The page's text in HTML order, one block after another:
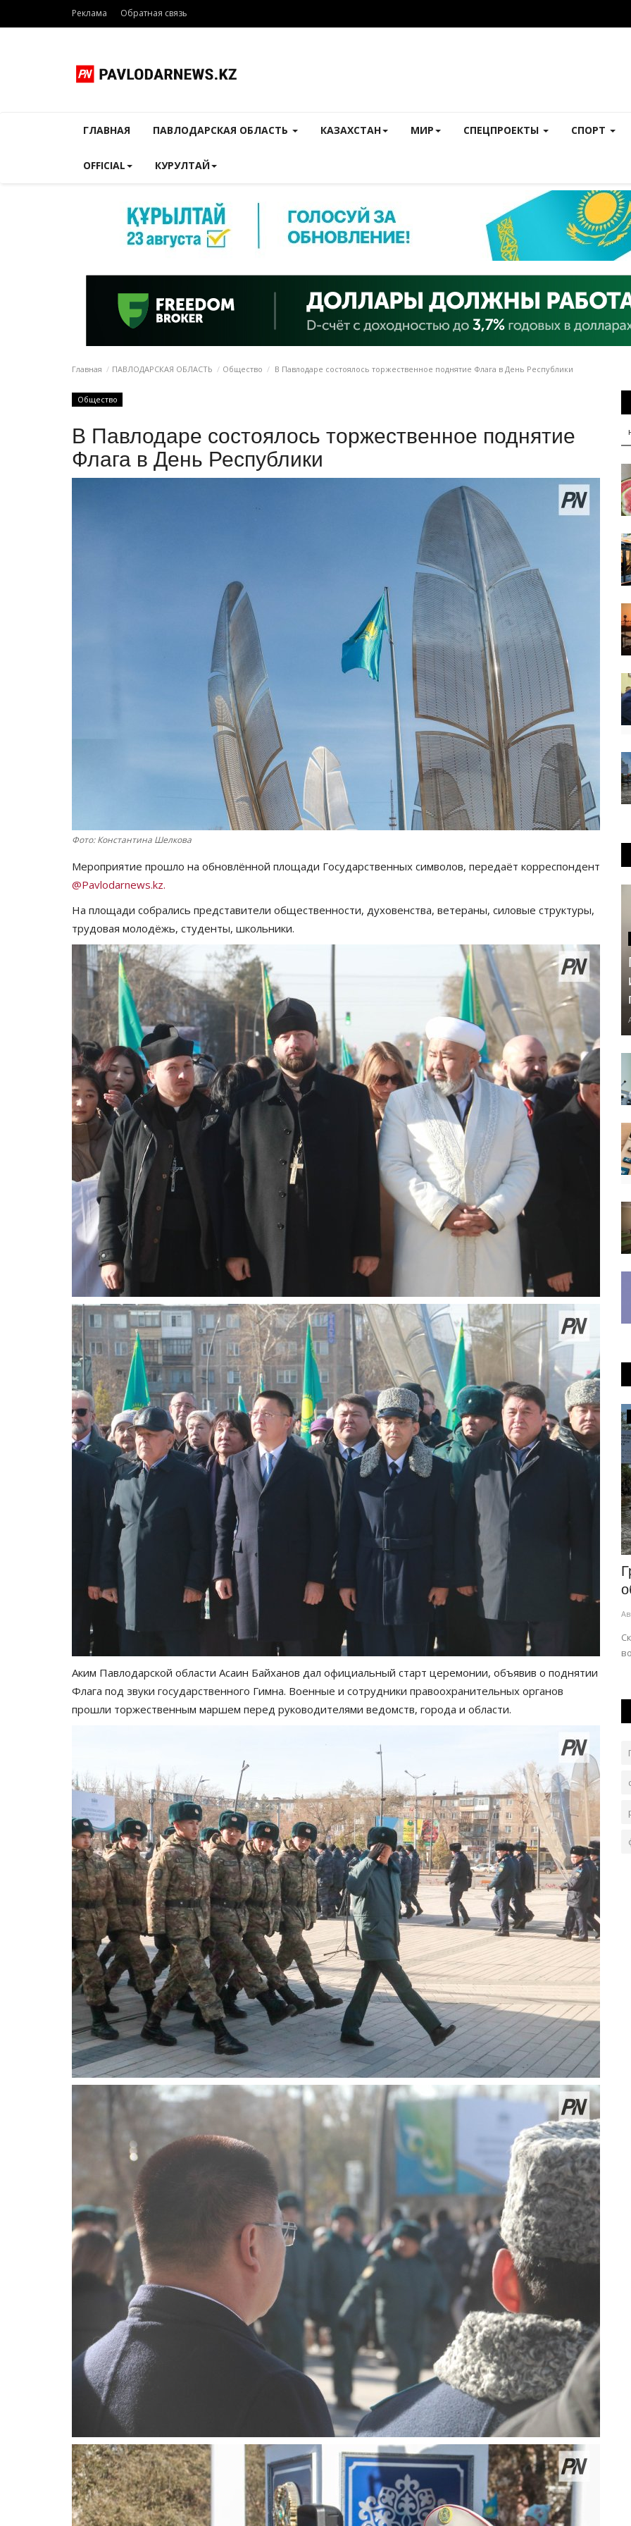
Реклама Обратная связь
ГЛАВНАЯ ПАВЛОДАРСКАЯ ОБЛАСТЬ КАЗАХСТАН МИР СПЕЦПРОЕКТЫ СПОРТ
OFFICIAL КУРУЛТАЙ
Главная ПАВЛОДАРСКАЯ ОБЛАСТЬ Общество В Павлодаре состоялось торжественное поднятие Флага в День Республики
Общество
В Павлодаре состоялось торжественное поднятие
Флага в День Республики
Фото: Константина Шелкова
Мероприятие прошло на обновлённой площади Государственных символов, передаёт корреспондент
@Pavlodarnews.kz.
На площади собрались представители общественности, духовенства, ветераны, силовые структуры,
трудовая молодёжь, студенты, школьники.
Аким Павлодарской области Асаин Байханов дал официальный старт церемонии, объявив о поднятии
Флага под звуки государственного Гимна. Военные и сотрудники правоохранительных органов
прошли торжественным маршем перед руководителями ведомств, города и области.
СПЕЦПРОЕКТЫ
Письмо Рождеству из Павлодара XXI
века
995
Что бы написал шумный, яркий век празднику
Инфраструктура
В Экибастузе реконструируют
стратегически важный объект
Проект разработали из-за высокого износа
оборудования.